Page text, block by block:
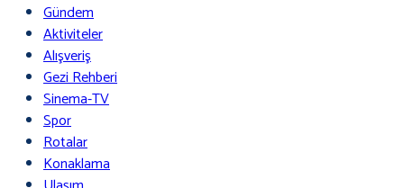
Gündem
Aktiviteler
Alışveriş
Gezi Rehberi
Sinema-TV
Spor
Rotalar
Konaklama